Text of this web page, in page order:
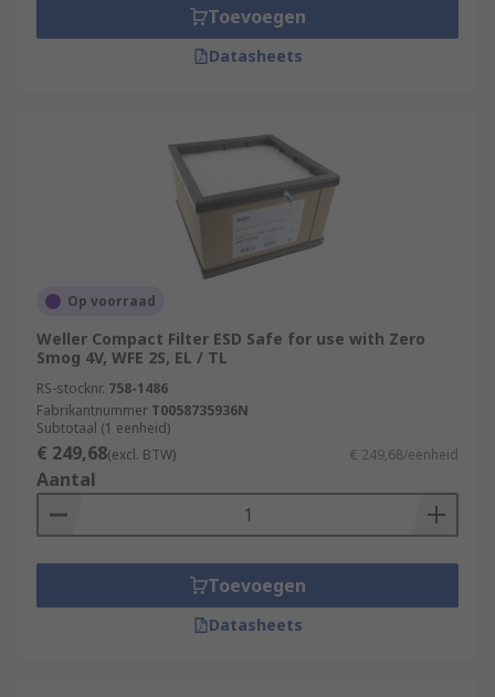
Toevoegen
Datasheets
Op voorraad
Weller Compact Filter ESD Safe for use with Zero
Smog 4V, WFE 2S, EL / TL
RS-stocknr. 758-1486
Fabrikantnummer T0058735936N
Subtotaal (1 eenheid)
€ 249,68(excl. BTW) € 249,68/eenheid
Aantal
Toevoegen
Datasheets